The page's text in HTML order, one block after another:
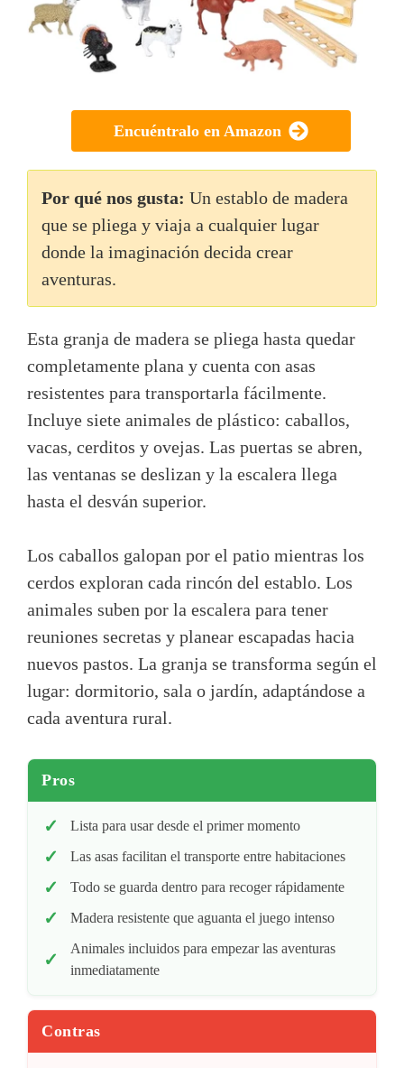
Encuéntralo en Amazon
Por qué nos gusta: Un establo de madera
que se pliega y viaja a cualquier lugar
donde la imaginación decida crear
aventuras.
Esta granja de madera se pliega hasta quedar
completamente plana y cuenta con asas
resistentes para transportarla fácilmente.
Incluye siete animales de plástico: caballos,
vacas, cerditos y ovejas. Las puertas se abren,
las ventanas se deslizan y la escalera llega
hasta el desván superior.
Los caballos galopan por el patio mientras los
cerdos exploran cada rincón del establo. Los
animales suben por la escalera para tener
reuniones secretas y planear escapadas hacia
nuevos pastos. La granja se transforma según el
lugar: dormitorio, sala o jardín, adaptándose a
cada aventura rural.
Pros
Lista para usar desde el primer momento
Las asas facilitan el transporte entre habitaciones
Todo se guarda dentro para recoger rápidamente
Madera resistente que aguanta el juego intenso
Animales incluidos para empezar las aventuras
inmediatamente
Contras